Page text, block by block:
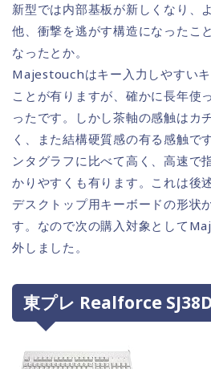
新型では内部基板が新しくなり、
他、衝撃を逃がす構造になったこ
なったとか。
Majestouchはキー入力しやすい
ことが有りますが、確かに長年使
ったです。しかし茶軸の感触はカ
く、また結構硬質感の有る感触で
ンタグラフに比べて高く、高速で
かりやすくも有ります。これは後
デスクトップ用キーボードの形状
す。なので次の購入対象として
外しました。
東プレ Realforce